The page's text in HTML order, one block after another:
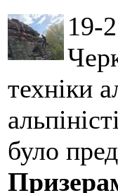
19-
техніки
було